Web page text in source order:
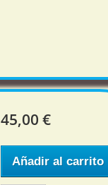
45,00 €
Añadir al carrito